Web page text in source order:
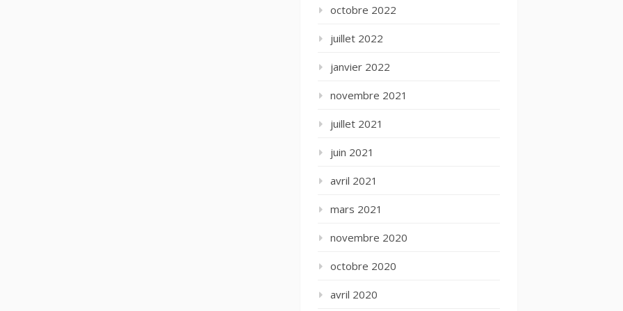
octobre 2022
juillet 2022
janvier 2022
novembre 2021
juillet 2021
juin 2021
avril 2021
mars 2021
novembre 2020
octobre 2020
avril 2020